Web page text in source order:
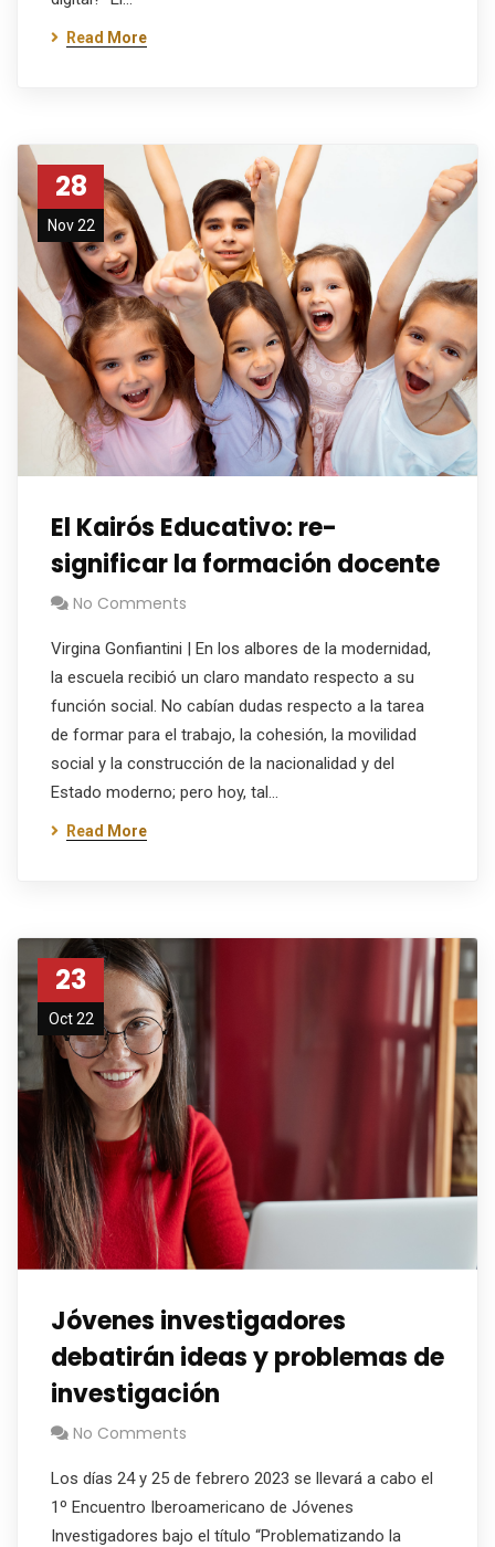
Read More
28
Nov 22
El Kairós Educativo: re-
significar la formación docente
No Comments
Virgina Gonfiantini | En los albores de la modernidad,
la escuela recibió un claro mandato respecto a su
función social. No cabían dudas respecto a la tarea
de formar para el trabajo, la cohesión, la movilidad
social y la construcción de la nacionalidad y del
Estado moderno; pero hoy, tal…
Read More
23
Oct 22
Jóvenes investigadores
debatirán ideas y problemas de
investigación
No Comments
Los días 24 y 25 de febrero 2023 se llevará a cabo el
1º Encuentro Iberoamericano de Jóvenes
Investigadores bajo el título “Problematizando la